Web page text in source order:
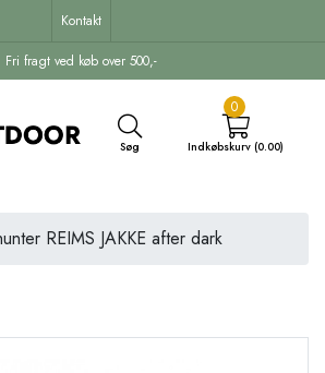
Fri fragt ved køb over 500,-
Kontakt
Søg
0
Indkøbskurv (0.00)
REIMS JAKKE after dark